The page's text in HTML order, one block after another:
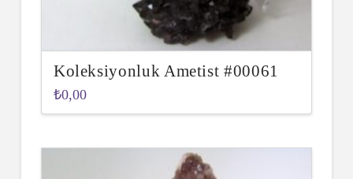
Koleksiyonluk Ametist #00061
₺0,00